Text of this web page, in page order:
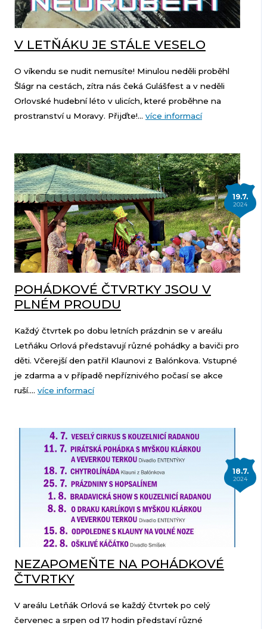
V LETŇÁKU JE STÁLE VESELO
O víkendu se nudit nemusíte! Minulou neděli proběhl
Šlágr na cestách, zítra nás čeká Gulášfest a v neděli
Orlovské hudební léto v ulicích, které proběhne na
prostranství u Moravy. Přijďte!... více informací
19.7.
2024
POHÁDKOVÉ ČTVRTKY JSOU V
PLNÉM PROUDU
Každý čtvrtek po dobu letních prázdnin se v areálu
Letňáku Orlová představují různé pohádky a baviči pro
děti. Včerejší den patřil Klaunovi z Balónkova. Vstupné
je zdarma a v případě nepříznivého počasí se akce
ruší.... více informací
18.7.
2024
NEZAPOMEŇTE NA POHÁDKOVÉ
ČTVRTKY
V areálu Letňák Orlová se každý čtvrtek po celý
červenec a srpen od 17 hodin představí různé